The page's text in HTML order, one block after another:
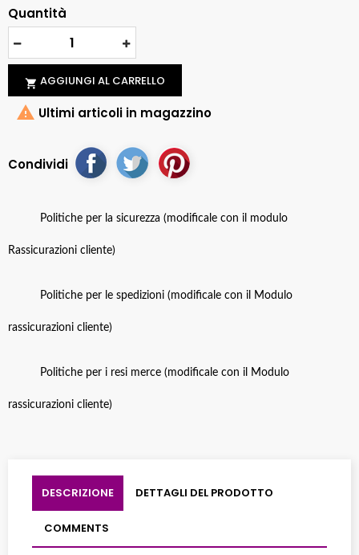
Quantità
 AGGIUNGI AL CARRELLO
 Ultimi articoli in magazzino
Condividi
Politiche per la sicurezza (modificale con il modulo
Rassicurazioni cliente)
Politiche per le spedizioni (modificale con il Modulo
rassicurazioni cliente)
Politiche per i resi merce (modificale con il Modulo
rassicurazioni cliente)
DESCRIZIONE DETTAGLI DEL PRODOTTO
COMMENTS